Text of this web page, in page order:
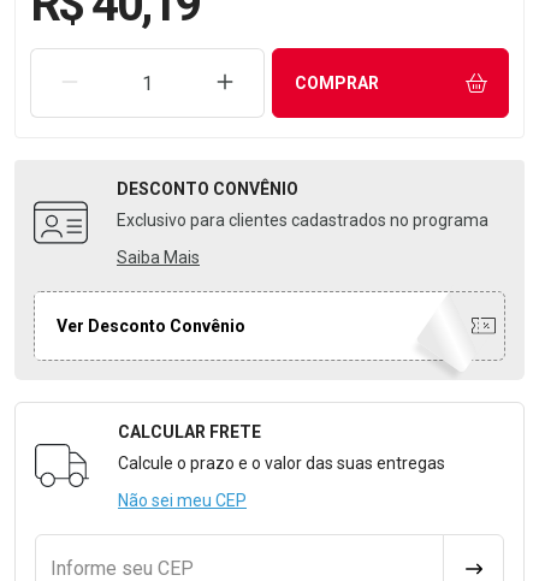
REMOVER UMA UNIDADEAUMENTAR UMA UNIDADE
COMPRAR
DESCONTO CONVÊNIO
Exclusivo para clientes cadastrados no programa
Saiba Mais
Ver Desconto Convênio
Formulário para Calcular o Frete
CALCULAR FRETE
Calcule o prazo e o valor das suas entregas
Não sei meu CEP
Informe seu CEP